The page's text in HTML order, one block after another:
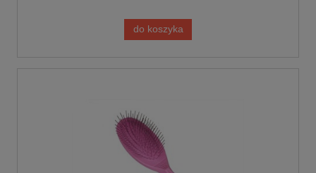
do koszyka